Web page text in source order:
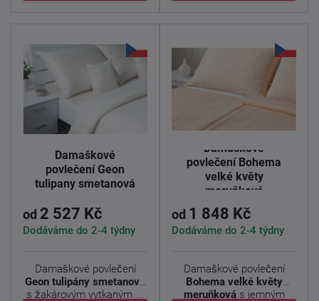
Damaškové
povlečení Geon
tulipany smetanová
od 2 527 Kč
Dodáváme do 2-4 týdny
Damaškové povlečení
Geon tulipány smetanová
s žakárovým vytkaným ...
Damaškové
povlečení Bohema
velké květy
meruňková
od 1 848 Kč
Dodáváme do 2-4 týdny
Damaškové povlečení
Bohema velké květy
meruňková s jemným